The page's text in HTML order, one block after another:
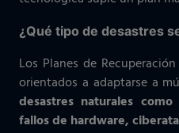
¿Qué tipo de desastres
Los Planes de
orientados a adaptarse a
desastres naturales
fallos de hardware,